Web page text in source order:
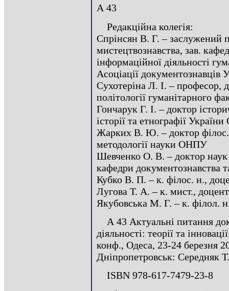
А 43
Редакційна колегія:
Спрінсян В. Г. – заслужений
мистецтвознавства, зав.
інформаційної діяльності
Асоціації документознавців
Сухотеріна Л. І. – професор,
політології гуманітарного
Гончарук Г. І. – доктор
історії та етнографії
Жарких В. Ю. – доктор філос.
методології науки ОНПУ
Шевченко О. В. – доктор наук
кафедри документознавства
Кубко В. П. – к. філос. н.,
Лугова Т. А. – к. мист.,
Якубовська М. Г. – к.
А 43 Актуальні питання
діяльності: теорії та
конф., Одеса, 23-24 березня
Дніпропетровськ: Середняк
ISBN 978-617-7479-23-8